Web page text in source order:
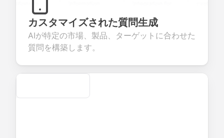
valuable
about
products or
seamless
account
creation.
commerce
transactions.
candidate
カスタマイズされた質問生成
AIが特定の市場、製品、ターゲットに合わせた
質問を構築します。
Secure